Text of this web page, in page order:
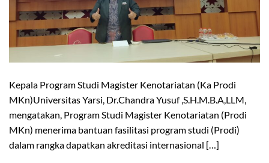
Kepala Program Studi Magister Kenotariatan (Ka Prodi
MKn)Universitas Yarsi, Dr.Chandra Yusuf ,S.H.M.B.A,LLM,
mengatakan, Program Studi Magister Kenotariatan (Prodi
MKn) menerima bantuan fasilitasi program studi (Prodi)
dalam rangka dapatkan akreditasi internasional […]